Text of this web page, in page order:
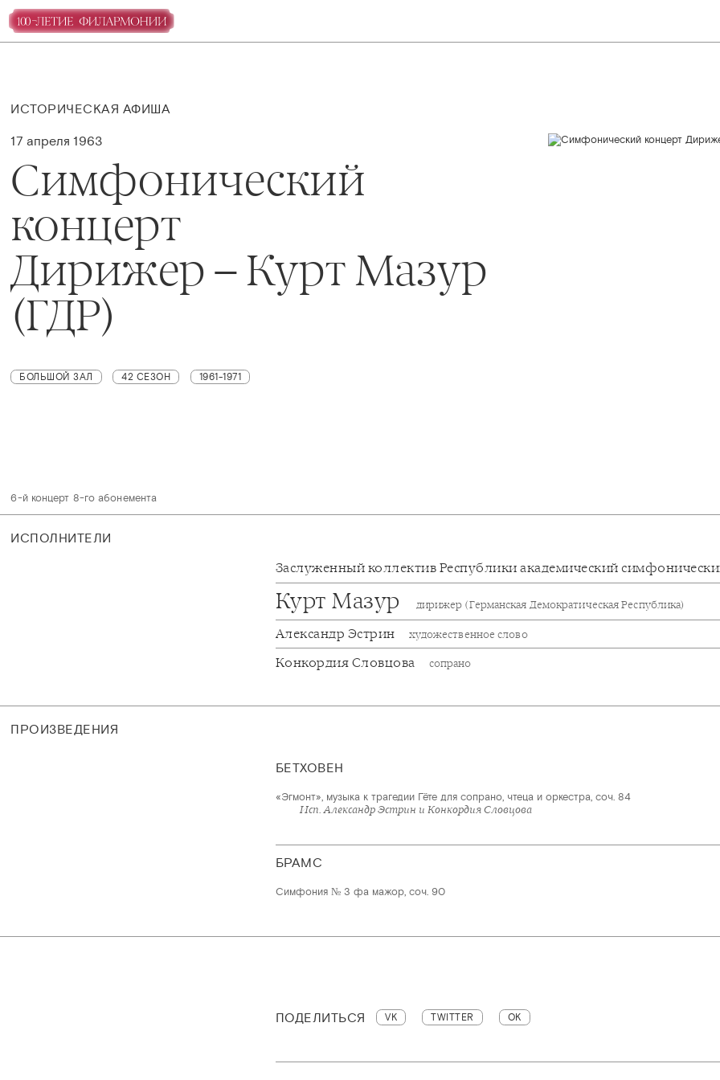
ИСТОРИЧЕСКАЯ АФИША
17 апреля 1963
Симфонический
концерт
Дирижер – Курт Мазур
(ГДР)
БОЛЬШОЙ ЗАЛ 42 СЕЗОН 1961-1971
6-й концерт 8-го абонемента
ИСПОЛНИТЕЛИ
Заслуженный коллектив Республики академический
Курт Мазур дирижер (Германская Демократическая Республика)
Александр Эстрин художественное слово
Конкордия Словцова сопрано
ПРОИЗВЕДЕНИЯ
БЕТХОВЕН
«Эгмонт», музыка к трагедии Гёте для сопрано, чтеца и оркестра, соч. 84
Исп. Александр Эстрин и Конкордия Словцова
БРАМС
Симфония № 3 фа мажор, соч. 90
ПОДЕЛИТЬСЯ VK TWITTER OK